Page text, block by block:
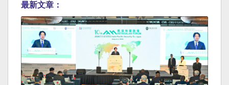
最新文章：